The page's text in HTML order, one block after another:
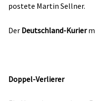
postete Martin Sellner.
Der Deutschland-Kurier
Doppel-Verlierer